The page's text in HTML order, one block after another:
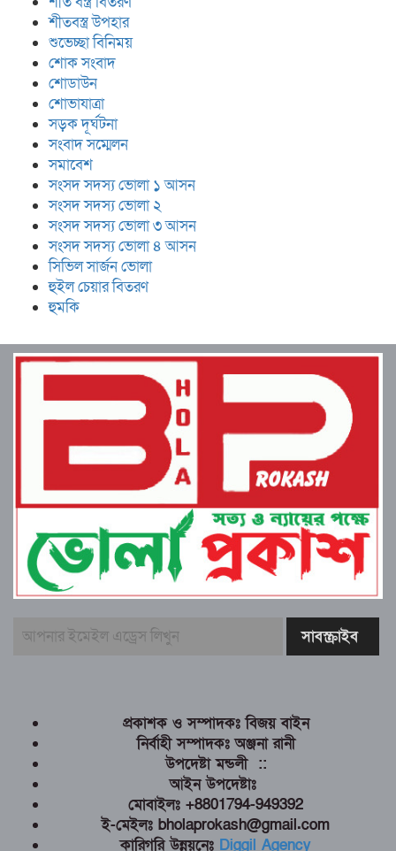
শীতবস্ত্র উপহার
শুভেচ্ছা বিনিময়
শোক সংবাদ
শোডাউন
শোভাযাত্রা
সড়ক দূর্ঘটনা
সংবাদ সম্মেলন
সমাবেশ
সংসদ সদস্য ভোলা ১ আসন
সংসদ সদস্য ভোলা ২
সংসদ সদস্য ভোলা ৩ আসন
সংসদ সদস্য ভোলা ৪ আসন
সিভিল সার্জন ভোলা
হুইল চেয়ার বিতরণ
হুমকি
প্রকাশক ও সম্পাদকঃ বিজয় বাইন
নির্বাহী সম্পাদকঃ অঞ্জনা রানী
উপদেষ্টা মন্ডলী ::
আইন উপদেষ্টাঃ
মোবাইলঃ +8801794-949392
ই-মেইলঃ bholaprokash@gmail.com
কারিগরি উন্নয়নেঃ Diggil Agency